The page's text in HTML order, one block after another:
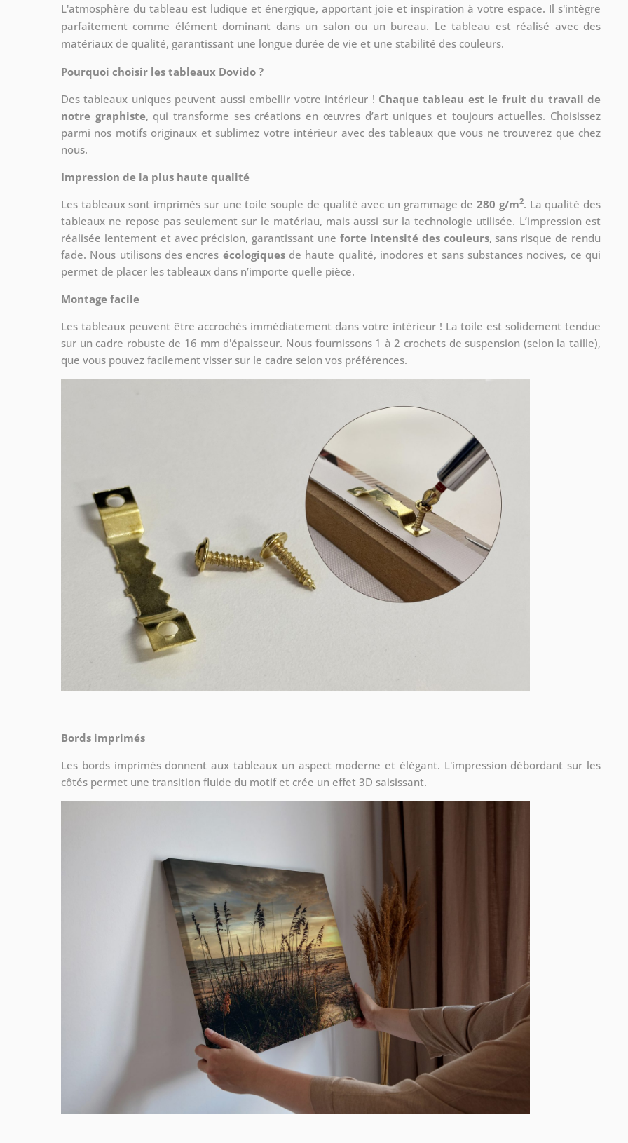
L'atmosphère du tableau est ludique et énergique, apportant joie et inspiration à votre espace. Il s'intègre
parfaitement comme élément dominant dans un salon ou un bureau. Le tableau est réalisé avec des
matériaux de qualité, garantissant une longue durée de vie et une stabilité des couleurs.
Pourquoi choisir les tableaux Dovido ?
Des tableaux uniques peuvent aussi embellir votre intérieur ! Chaque tableau est le fruit du travail de
notre graphiste, qui transforme ses créations en œuvres d’art uniques et toujours actuelles. Choisissez
parmi nos motifs originaux et sublimez votre intérieur avec des tableaux que vous ne trouverez que chez
nous.
Impression de la plus haute qualité
Les tableaux sont imprimés sur une toile souple de qualité avec un grammage de280 g/m2. La qualité des
tableaux ne repose pas seulement sur le matériau, mais aussi sur la technologie utilisée. L’impression est
réalisée lentement et avec précision, garantissant une forte intensité des couleurs, sans risque de rendu
fade. Nous utilisons des encres écologiquesde haute qualité, inodores et sans substances nocives, ce qui
permet de placer les tableaux dans n’importe quelle pièce.
Montage facile
Les tableaux peuvent être accrochés immédiatement dans votre intérieur ! La toile est solidement tendue
sur un cadre robuste de 16 mm d'épaisseur. Nous fournissons 1 à 2 crochets de suspension (selon la taille),
que vous pouvez facilement visser sur le cadre selon vos préférences.
Bords imprimés
Les bords imprimés donnent aux tableaux un aspect moderne et élégant. L'impression débordant sur les
côtés permet une transition fluide du motif et crée un effet 3D saisissant.